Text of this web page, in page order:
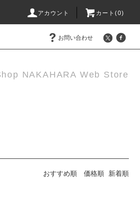
アカウント カート(0)
お問い合わせ
NAKAHARA Web Store
おすすめ順 価格順 新着順